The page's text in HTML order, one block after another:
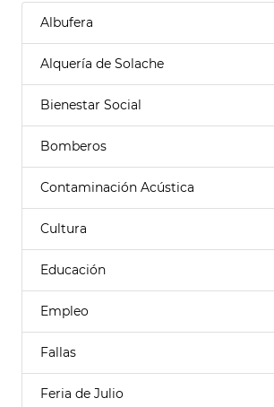
Albufera
Alquería de Solache
Bienestar Social
Bomberos
Contaminación Acústica
Cultura
Educación
Empleo
Fallas
Feria de Julio